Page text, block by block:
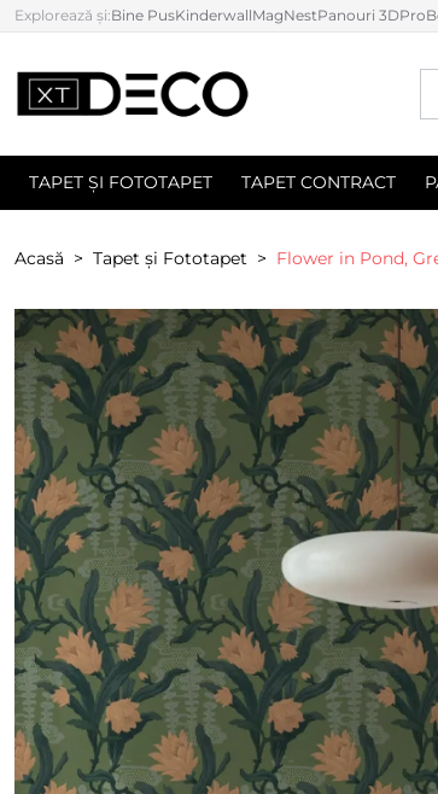
Explorează și:Bine PusKinderwallMagNestPanouri 3D
TAPET ȘI FOTOTAPET TAPET CONTRACT
Acasă Tapet și Fototapet Flower in Pond,